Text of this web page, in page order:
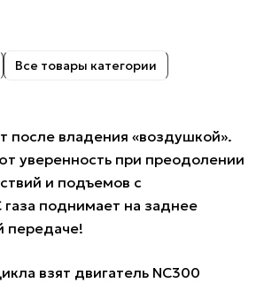
Все товары категории
после владения «воздушкой».
уверенность при преодолении
и подъемов с
газа поднимает на заднее
передаче!
взят двигатель NC300